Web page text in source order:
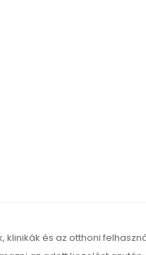
és az otthoni